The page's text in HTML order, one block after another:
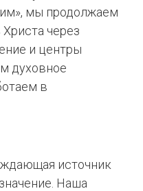
мы продолжаем
через
и центры
духовное
в
источник
Наша